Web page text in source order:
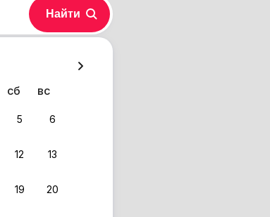
сб вс
5 6
12 13
19 20
Найти